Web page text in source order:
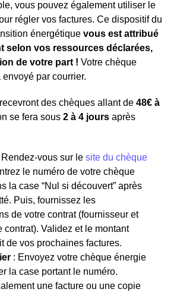
vous pouvez également utiliser le
régler vos factures. Ce dispositif du
énergétique vous est attribué
selon vos ressources déclarées,
de votre part ! Votre chèque
par courrier.
des chèques allant de 48€ à
se fera sous 2 à 4 jours après
Rendez-vous sur le site du chèque
le numéro de votre chèque
la case “Nul si découvert” après
Puis, fournissez les
de votre contrat (fournisseur et
contrat). Validez et le montant
de vos prochaines factures.
: Envoyez votre chèque énergie
la case portant le numéro.
une facture ou une copie